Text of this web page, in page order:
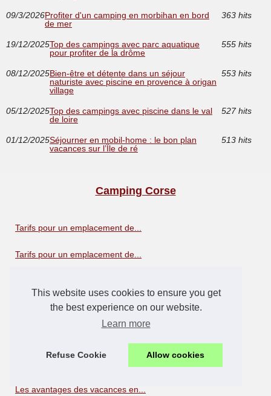
This website uses cookies to ensure you get
the best experience on our website.
Learn more
Refuse Cookie Allow cookies
09/3/2026Profiter d'un camping en morbihan en bord
de mer
363 hits
19/12/2025Top des campings avec parc aquatique
pour profiter de la drôme
555 hits
08/12/2025Bien-être et détente dans un séjour
naturiste avec piscine en provence à origan
village
553 hits
05/12/2025Top des campings avec piscine dans le val
de loire
527 hits
01/12/2025Séjourner en mobil-home : le bon plan
vacances sur l’Île de ré
513 hits
Camping Corse
Tarifs pour un emplacement de...
Tarifs pour un emplacement de...
Vacances en famille en Corse
Les avantages des vacances en...